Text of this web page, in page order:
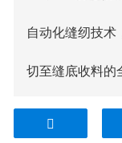
自动化缝纫技术
切至缝底收料的
头与智能缝纫系